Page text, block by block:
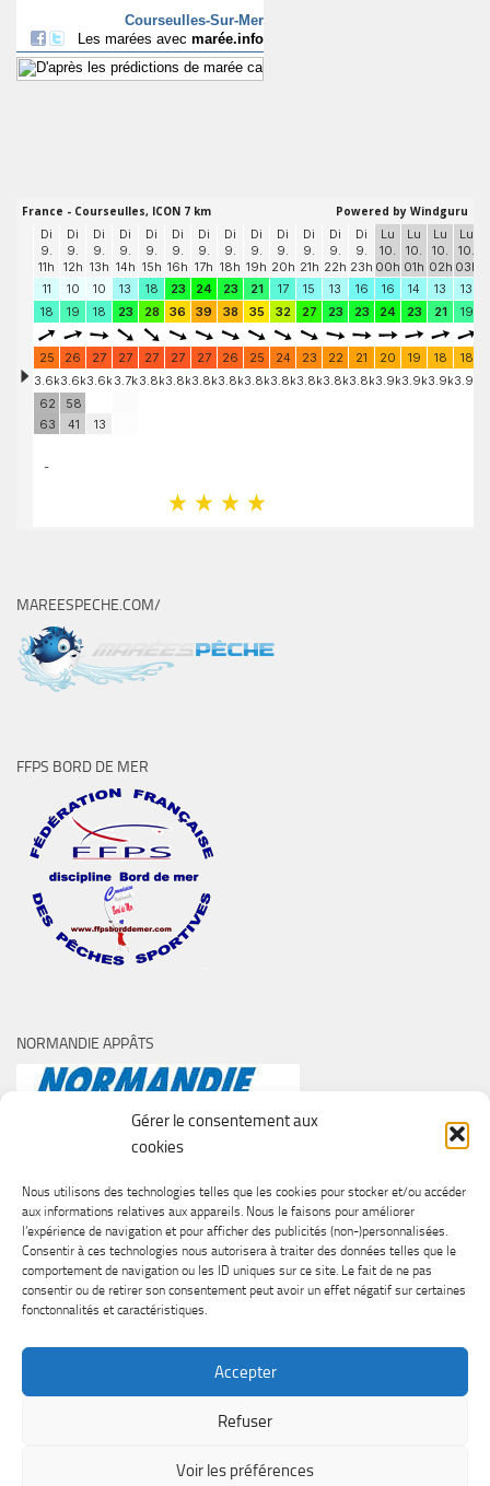
Gérer le consentement aux
cookies
Nous utilisons des technologies telles que les cookies pour stocker et/ou accéder
aux informations relatives aux appareils. Nous le faisons pour améliorer
l’expérience de navigation et pour afficher des publicités (non-)personnalisées.
Consentir à ces technologies nous autorisera à traiter des données telles que le
comportement de navigation ou les ID uniques sur ce site. Le fait de ne pas
consentir ou de retirer son consentement peut avoir un effet négatif sur certaines
fonctonnalités et caractéristiques.
Accepter
Refuser
Voir les préférences
MAREESPECHE.COM/
FFPS BORD DE MER
NORMANDIE APPÂTS
Fièrement propulsé par - Conçu par